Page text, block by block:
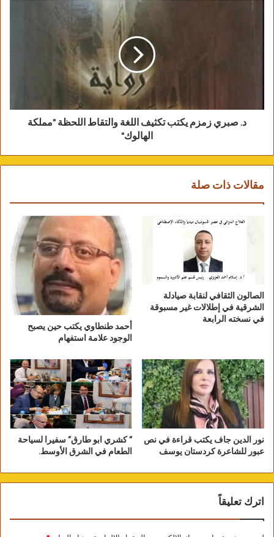
الأديب علاء العلاف ـ العراق
د. صبري زمزم يكتب تكثيف اللغة والتقاط اللحظة "مملكة
الهالوك"
مقالات ذات صلة
الصالون الثقافي لنقابة صيادلة
الشرقية في إطلالات غير مسبوقة
في نسخته الرابعة
أحمد طنطاوي يكتب حين يصبح
الوجود علامة استفهام
نور الدين جاف يكتب قراءة في نص
عبور للشاعرة كردستان يوسف
” كشري ابو طارق” سفيرا لسياحة
الطعام في الشرق الأوسط.
اترك تعليقاً